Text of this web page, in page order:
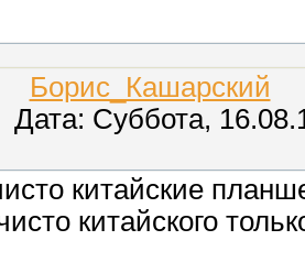
Борис_Кашарский
Дата: Суббота,
китайские
китайского